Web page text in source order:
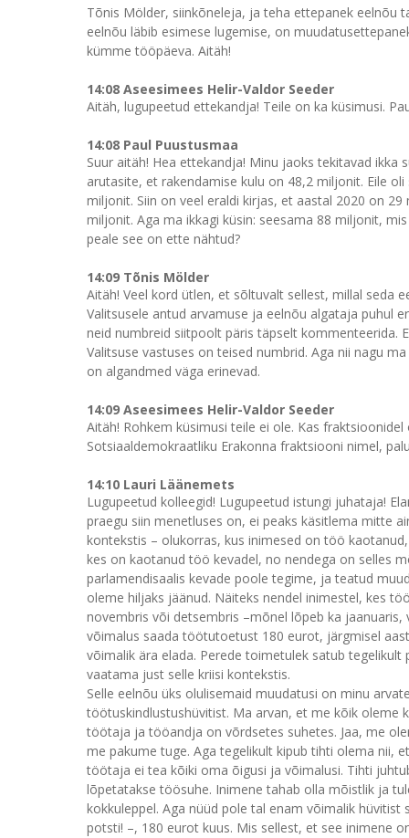
Tõnis Mölder, siinkõneleja, ja teha ettepanek eelnõu
eelnõu läbib esimese lugemise, on
kümme tööpäeva. Aitäh!
14:08 Aseesimees Helir-Valdor Seeder
Aitäh, lugupeetud ettekandja! Teile on ka küsimusi.
14:08 Paul Puustusmaa
Suur aitäh! Hea ettekandja! Minu jaoks tekitavad
arutasite, et rakendamise kulu on 48,2 miljonit. Eile
miljonit. Siin on veel eraldi kirjas, et aastal 2020 on
miljonit. Aga ma ikkagi küsin: seesama 88 miljonit,
peale see on ette nähtud?
14:09 Tõnis Mölder
Aitäh! Veel kord ütlen, et sõltuvalt sellest, millal seda
Valitsusele antud arvamuse ja eelnõu algataja puhul
neid numbreid siitpoolt päris täpselt kommenteerida.
Valitsuse vastuses on teised numbrid. Aga nii nagu
on algandmed väga erinevad.
14:09 Aseesimees Helir-Valdor Seeder
Aitäh! Rohkem küsimusi teile ei ole. Kas
Sotsiaaldemokraatliku Erakonna fraktsiooni nimel,
14:10 Lauri Läänemets
Lugupeetud kolleegid! Lugupeetud istungi juhataja!
praegu siin menetluses on, ei peaks käsitlema mitte
kontekstis – olukorras, kus inimesed on töö
kes on kaotanud töö kevadel, no nendega on selles
parlamendisaalis kevade poole tegime, ja teatud
oleme hiljaks jäänud. Näiteks nendel inimestel, kes
novembris või detsembris –mõnel lõpeb ka
võimalus saada töötutoetust 180 eurot, järgmisel
võimalik ära elada. Perede toimetulek satub
vaatama just selle kriisi kontekstis.
Selle eelnõu üks olulisemaid muudatusi on minu
töötuskindlustushüvitist. Ma arvan, et me kõik oleme
töötaja ja tööandja on võrdsetes suhetes. Jaa, me
me pakume tuge. Aga tegelikult kipub tihti olema
töötaja ei tea kõiki oma õigusi ja võimalusi. Tihti
lõpetatakse töösuhe. Inimene tahab olla mõistlik ja
kokkuleppel. Aga nüüd pole tal enam võimalik
potsti! –, 180 eurot kuus. Mis sellest, et see inimene